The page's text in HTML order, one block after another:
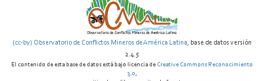
(cc-by) Observatorio de Conflictos Mineros de América Latina, base de datos versión
2.4.5
El contenido de esta base de datos está bajo licencia de Creative Commons Reconocimiento
3.0,